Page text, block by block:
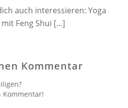
auch interessieren: Yoga
Feng Shui […]
Kommentar
Kommentar!